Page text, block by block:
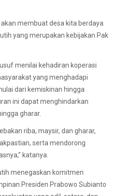
membuat desa kita berdaya
yang merupakan kebijakan Pak
menilai kehadiran koperasi
yang menghadapi
dari kemiskinan hingga
ini dapat menghindarkan
gharar.
riba, maysir, dan gharar,
serta mendorong
katanya.
menegaskan komitmen
Presiden Prabowo Subianto